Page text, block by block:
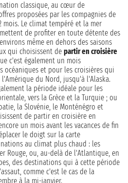
classique, au cœur de
proposées par les compagnies de
Le climat tempéré et la mer
de profiter en toute détente des
même en dehors des saisons
qui choisissent de partir en croisière
c'est également un mois
océaniques et pour les croisières qui
du Nord, jusqu'à l'Alaska.
la période idéale pour les
vers la Grèce et la Turquie ; ou
la Slovénie, le Monténégro et
de partir en croisière en
un mois avant les vacances de fin
le doigt sur la carte
au climat plus chaud : les
Rouge, ou, au-delà de l'Atlantique, en
des destinations qui à cette période
comme c'est le cas de la
à la mi-janvier.